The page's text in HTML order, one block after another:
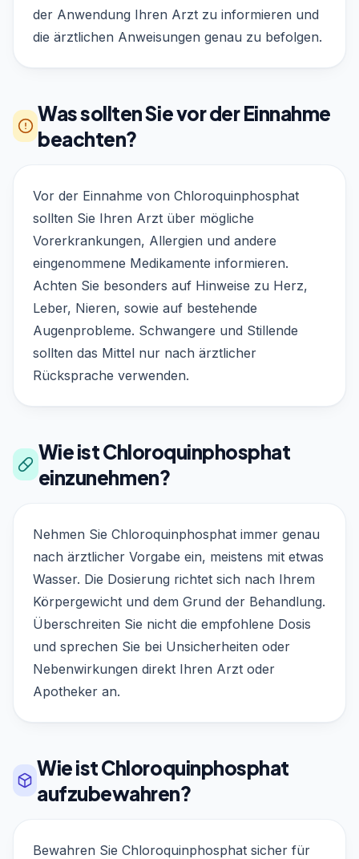
der Anwendung Ihren Arzt zu informieren und
die ärztlichen Anweisungen genau zu befolgen.
Was sollten Sie vor der Einnahme
beachten?
Vor der Einnahme von Chloroquinphosphat
sollten Sie Ihren Arzt über mögliche
Vorerkrankungen, Allergien und andere
eingenommene Medikamente informieren.
Achten Sie besonders auf Hinweise zu Herz,
Leber, Nieren, sowie auf bestehende
Augenprobleme. Schwangere und Stillende
sollten das Mittel nur nach ärztlicher
Rücksprache verwenden.
Wie ist Chloroquinphosphat
einzunehmen?
Nehmen Sie Chloroquinphosphat immer genau
nach ärztlicher Vorgabe ein, meistens mit etwas
Wasser. Die Dosierung richtet sich nach Ihrem
Körpergewicht und dem Grund der Behandlung.
Überschreiten Sie nicht die empfohlene Dosis
und sprechen Sie bei Unsicherheiten oder
Nebenwirkungen direkt Ihren Arzt oder
Apotheker an.
Wie ist Chloroquinphosphat
aufzubewahren?
Bewahren Sie Chloroquinphosphat sicher für